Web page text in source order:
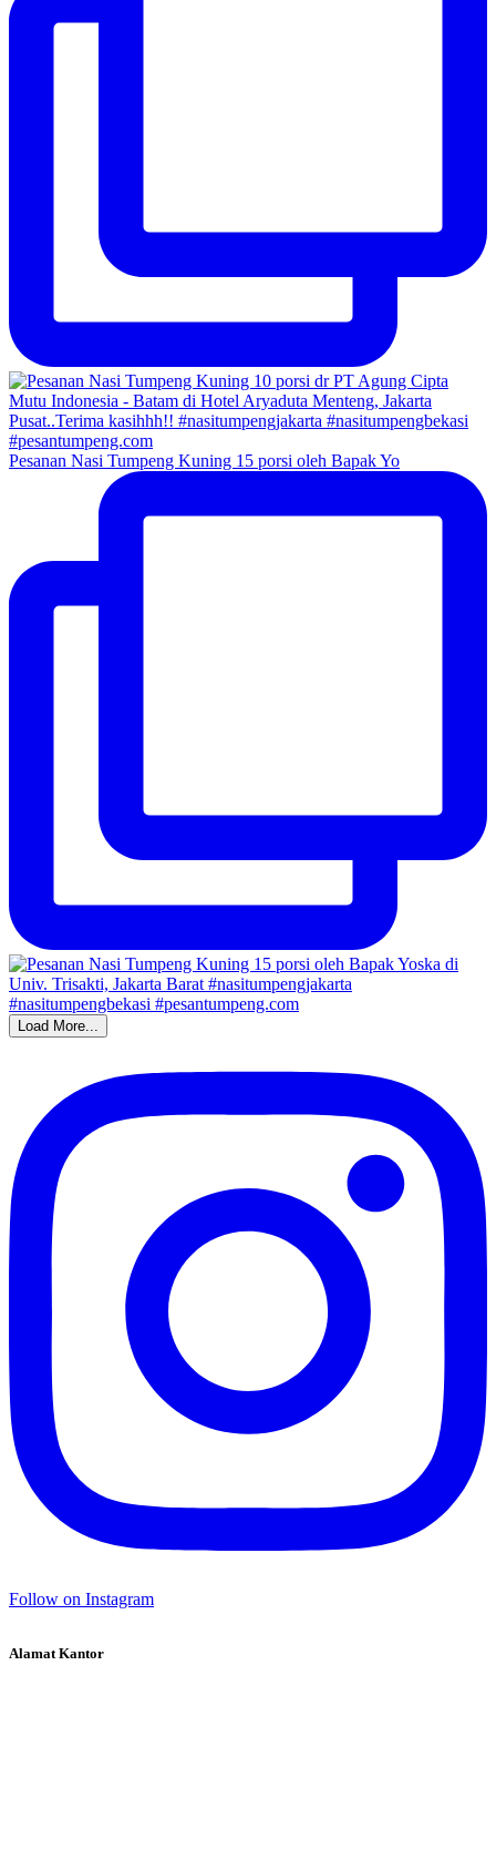
Pesanan Nasi Tumpeng Kuning 15 porsi oleh Bapak Yo
Load More...
Follow on Instagram
Alamat Kantor